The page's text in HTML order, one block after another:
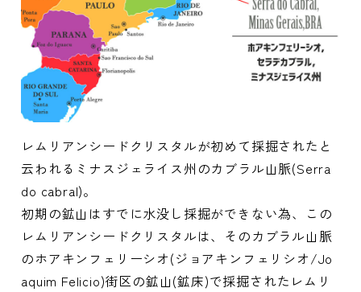
レムリアンシードクリスタルが初めて採掘されたと
云われるミナスジェライス州のカブラル山脈(Serra
do cabral)。
初期の鉱山はすでに水没し採掘ができない為、この
レムリアンシードクリスタルは、そのカブラル山脈
のホアキンフェリーシオ(ジョアキンフェリシオ/Jo
aquim Felicio)街区の鉱山(鉱床)で採掘されたレムリ